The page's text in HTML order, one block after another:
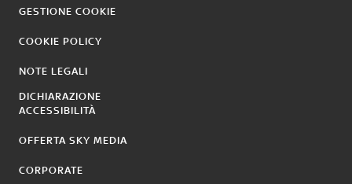
GESTIONE COOKIE
COOKIE POLICY
NOTE LEGALI
DICHIARAZIONE
ACCESSIBILITÀ
OFFERTA SKY MEDIA
CORPORATE